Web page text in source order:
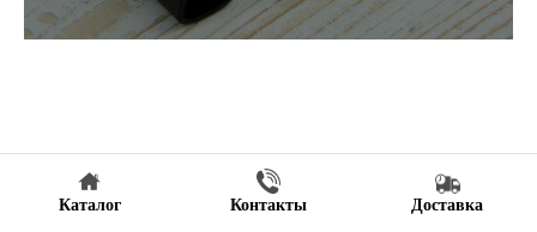
Каталог Контакты Доставка